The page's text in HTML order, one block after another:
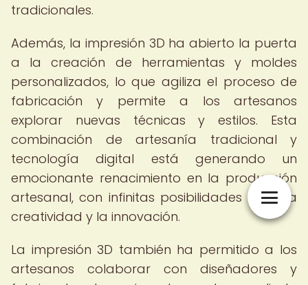
tradicionales.
Además, la impresión 3D ha abierto la puerta
a la creación de herramientas y moldes
personalizados, lo que agiliza el proceso de
fabricación y permite a los artesanos
explorar nuevas técnicas y estilos. Esta
combinación de artesanía tradicional y
tecnología digital está generando un
emocionante renacimiento en la producción
artesanal, con infinitas posibilidades para la
creatividad y la innovación.
La impresión 3D también ha permitido a los
artesanos colaborar con diseñadores y